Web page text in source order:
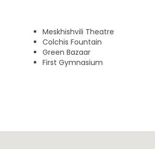
padroni di casa, apprezziamo i nostri
Kutaisi, indipendentemente dal
il tour arricchente e piacevole sono
guida.
Meskhishvili Theatre
Colchis Fountain
Green Bazaar
First Gymnasium